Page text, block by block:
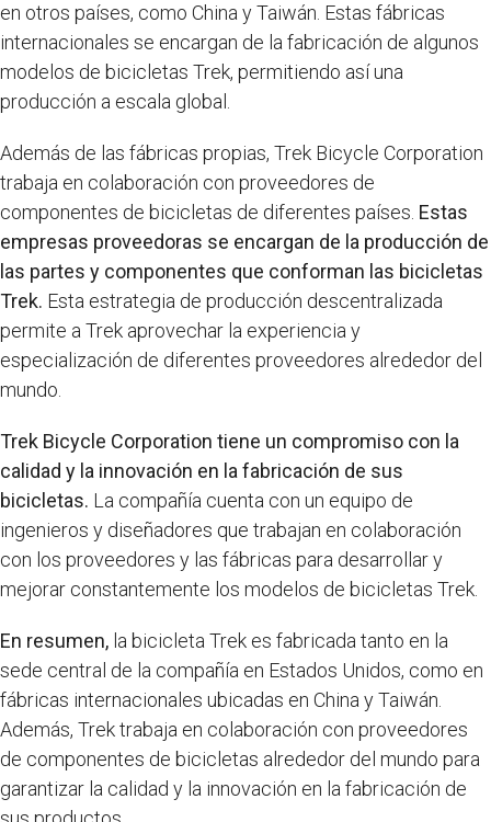
en otros países, como China y Taiwán. Estas fábricas
internacionales se encargan de la fabricación de algunos
modelos de bicicletas Trek, permitiendo así una
producción a escala global.
Además de las fábricas propias, Trek Bicycle Corporation
trabaja en colaboración con proveedores de
componentes de bicicletas de diferentes países. Estas
empresas proveedoras se encargan de la producción de
las partes y componentes que conforman las bicicletas
Trek. Esta estrategia de producción descentralizada
permite a Trek aprovechar la experiencia y
especialización de diferentes proveedores alrededor del
mundo.
Trek Bicycle Corporation tiene un compromiso con la
calidad y la innovación en la fabricación de sus
bicicletas. La compañía cuenta con un equipo de
ingenieros y diseñadores que trabajan en colaboración
con los proveedores y las fábricas para desarrollar y
mejorar constantemente los modelos de bicicletas Trek.
En resumen, la bicicleta Trek es fabricada tanto en la
sede central de la compañía en Estados Unidos, como en
fábricas internacionales ubicadas en China y Taiwán.
Además, Trek trabaja en colaboración con proveedores
de componentes de bicicletas alrededor del mundo para
garantizar la calidad y la innovación en la fabricación de